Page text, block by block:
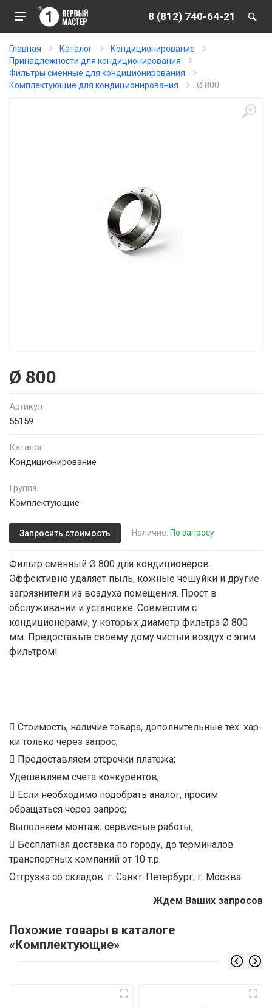
8 (812) 740-64-21
Главная Каталог
Кондиционирование
Принадлежности для кондиционирования
Фильтры сменные для кондиционирования
Комплектующие для кондиционирования
Ø 800
Ø 800
Артикул
55159
Каталог
Кондиционирование
Группа
Комплектующие
Запросить стоимость Наличие: По запросу
Фильтр сменный Ø 800 для кондиционеров.
Эффективно удаляет пыль, кожные чешуйки и другие
загрязнители из воздуха помещения. Прост в
обслуживании и установке. Совместим с
кондиционерами, у которых диаметр фильтра Ø 800
мм. Предоставьте своему дому чистый воздух с этим
фильтром!
Стоимость, наличие товара, дополнительные тех. хар-
ки только через запрос;
Предоставляем отсрочки платежа;
Удешевляем счета конкурентов;
Если необходимо подобрать аналог, просим
обращаться через запрос;
Выполняем монтаж, сервисные работы;
Бесплатная доставка по городу, до терминалов
транспортных компаний от 10 т.р.
Отгрузка со складов: г. Санкт-Петербург, г. Москва
Ждем Ваших запросов
Похожие товары в каталоге
«Комплектующие»